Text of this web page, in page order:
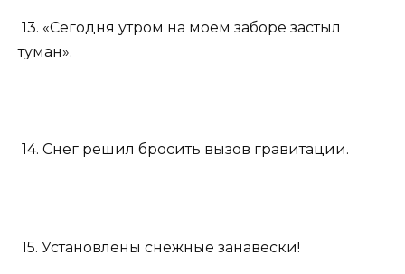
13. «Сегодня утром на моем заборе застыл
туман».
14. Снег решил бросить вызов гравитации.
15. Установлены снежные занавески!